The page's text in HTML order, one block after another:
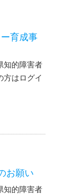
育成事
知的障害者
方はログイ
お願い
知的障害者